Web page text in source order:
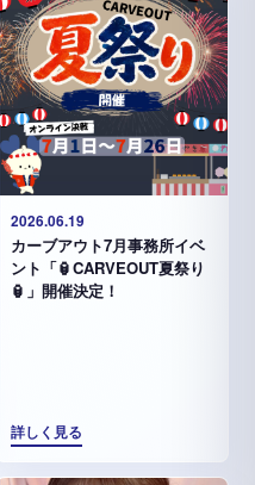
2026.06.19
カーブアウト7月事務所イベ
ント「🏮CARVEOUT夏祭り
🏮」開催決定！
詳しく見る